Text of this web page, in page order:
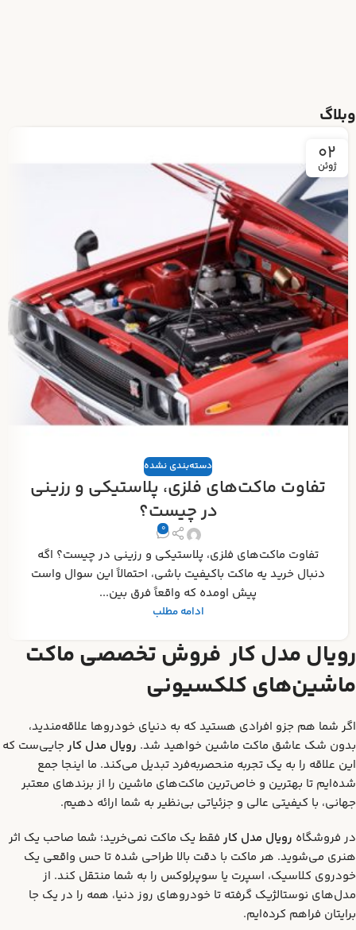
وبلاگ
02
ژوئن
دسته‌بندی نشده
تفاوت ماکت‌های فلزی، پلاستیکی و رزینی
در چیست؟
0
تفاوت ماکت‌های فلزی، پلاستیکی و رزینی در چیست؟ اگه
دنبال خرید یه ماکت باکیفیت باشی، احتمالاً این سوال واست
پیش اومده که واقعاً فرق بین...
ادامه مطلب
رویال مدل کار فروش تخصصی ماکت
ماشین‌های کلکسیونی
اگر شما هم جزو افرادی هستید که به دنیای خودروها علاقه‌مندید،
بدون شک عاشق ماکت ماشین خواهید شد. رویال مدل کار جایی‌ست که
این علاقه را به یک تجربه منحصربه‌فرد تبدیل می‌کند. ما اینجا جمع
شده‌ایم تا بهترین و خاص‌ترین ماکت‌های ماشین را از برندهای معتبر
جهانی، با کیفیتی عالی و جزئیاتی بی‌نظیر به شما ارائه دهیم.
در فروشگاه رویال مدل کار فقط یک ماکت نمی‌خرید؛ شما صاحب یک اثر
هنری می‌شوید. هر ماکت با دقت بالا طراحی شده تا حس واقعی یک
خودروی کلاسیک، اسپرت یا سوپرلوکس را به شما منتقل کند. از
مدل‌های نوستالژیک گرفته تا خودروهای روز دنیا، همه را در یک جا
برایتان فراهم کرده‌ایم.